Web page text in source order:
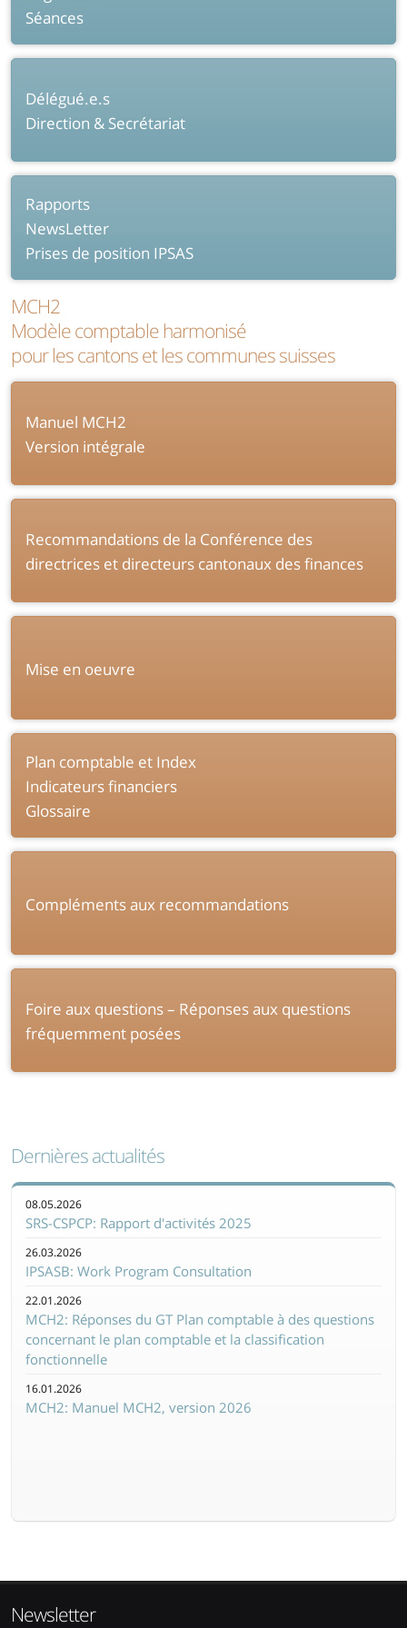
Séances
Délégué.e.s
Direction & Secrétariat
Rapports
NewsLetter
Prises de position IPSAS
MCH2
Modèle comptable harmonisé
pour les cantons et les communes suisses
Manuel MCH2
Version intégrale
Recommandations de la Conférence des
directrices et directeurs cantonaux des finances
Mise en oeuvre
Plan comptable et Index
Indicateurs financiers
Glossaire
Compléments aux recommandations
Foire aux questions – Réponses aux questions
fréquemment posées
Dernières actualités
08.05.2026
SRS-CSPCP: Rapport d'activités 2025
26.03.2026
IPSASB: Work Program Consultation
22.01.2026
MCH2: Réponses du GT Plan comptable à des questions
concernant le plan comptable et la classification
fonctionnelle
16.01.2026
MCH2: Manuel MCH2, version 2026
Newsletter